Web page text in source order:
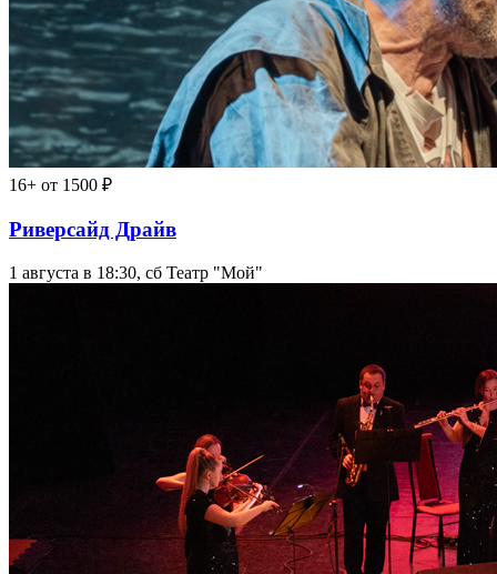
16+ от 1500 ₽
Риверсайд Драйв
1 августа в 18:30, сб Театр "Мой"